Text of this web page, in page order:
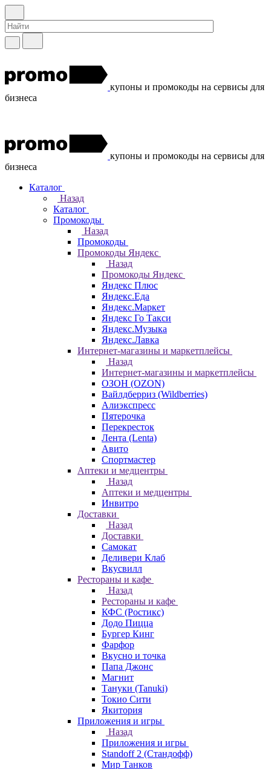
купоны и промокоды на сервисы для
бизнеса
купоны и промокоды на сервисы для
бизнеса
Каталог
Назад
Каталог
Промокоды
Назад
Промокоды
Промокоды Яндекс
Назад
Промокоды Яндекс
Яндекс Плюс
Яндекс.Еда
Яндекс.Маркет
Яндекс Го Такси
Яндекс.Музыка
Яндекс.Лавка
Интернет-магазины и маркетплейсы
Назад
Интернет-магазины и маркетплейсы
ОЗОН (OZON)
Вайлдберриз (Wildberries)
Алиэкспресс
Пятерочка
Перекресток
Лента (Lenta)
Авито
Спортмастер
Аптеки и медцентры
Назад
Аптеки и медцентры
Инвитро
Доставки
Назад
Доставки
Самокат
Деливери Клаб
Вкусвилл
Рестораны и кафе
Назад
Рестораны и кафе
КФС (Ростикс)
Додо Пицца
Бургер Кинг
Фарфор
Вкусно и точка
Папа Джонс
Магнит
Тануки (Tanuki)
Токио Сити
Якитория
Приложения и игры
Назад
Приложения и игры
Standoff 2 (Стандофф)
Мир Танков